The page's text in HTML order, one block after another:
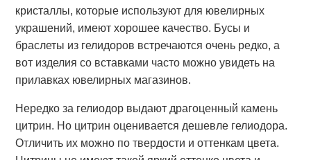
кристаллы, которые используют для ювелирных
украшений, имеют хорошее качество. Бусы и
браслеты из гелидоров встречаются очень редко, а
вот изделия со вставками часто можно увидеть на
прилавках ювелирных магазинов.
Нередко за гелиодор выдают драгоценный камень
цитрин. Но цитрин оценивается дешевле гелиодора.
Отличить их можно по твердости и оттенкам цвета.